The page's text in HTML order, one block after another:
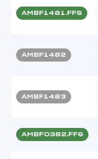
AMBF1481.FFS
AMBF1482
AMBF1483
AMBF0382.FFS